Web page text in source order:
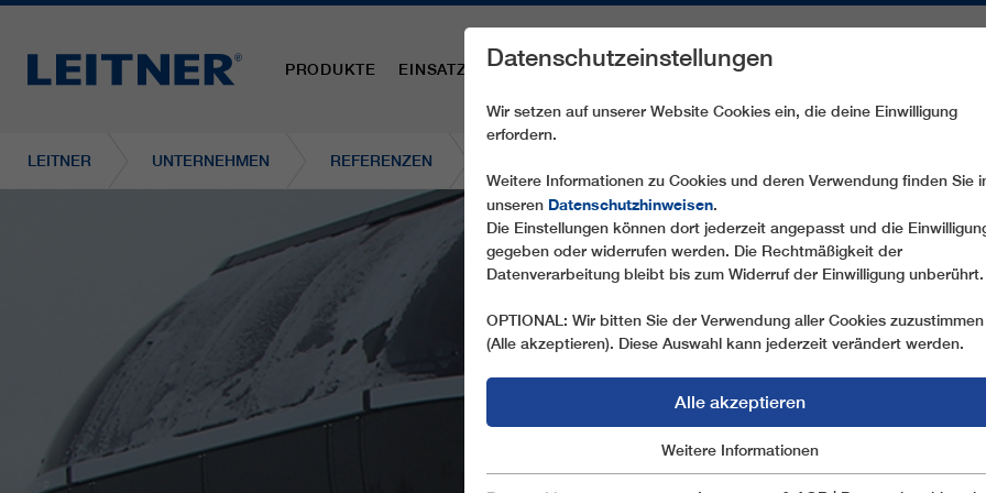
PRODUKTE EINSATZBEREICHE ERSATZTEILE SERVICE
LEITNER UNTERNEHMEN REFERENZEN
Datenschutzeinstellungen
Wir setzen auf unserer Website Cookies ein, die deine Einwilligung
erfordern.
Weitere Informationen zu Cookies und deren Verwendung finden Sie
unseren Datenschutzhinweisen.
Die Einstellungen können dort jederzeit angepasst und die
gegeben oder widerrufen werden. Die Rechtmäßigkeit der
Datenverarbeitung bleibt bis zum Widerruf der Einwilligung unberührt.
OPTIONAL: Wir bitten Sie der Verwendung aller Cookies zuzustimmen
(Alle akzeptieren). Diese Auswahl kann jederzeit verändert werden.
Alle akzeptieren
Marketing
Weitere Informationen